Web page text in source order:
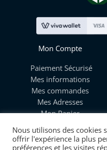
Mon Compte
Paiement Sécurisé
Mes informations
Mes commandes
Mes Adresses
Mon Panier
Livraison
Nous utilisons des cookies
offrir l'expérience la plus
préférences et les visites